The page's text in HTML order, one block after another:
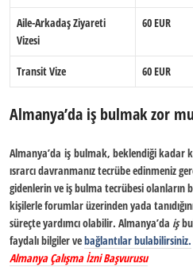
Aile-Arkadaş Ziyareti
Vizesi
60 EUR
Transit Vize 60 EUR
Almanya’da iş bulmak zor
Almanya’da iş bulmak, beklendiği kadar
ısrarcı davranmanız tecrübe edinmeniz
gidenlerin ve iş bulma tecrübesi
kişilerle forumlar üzerinden yada
süreçte yardımcı olabilir. Almanya’da iş
faydalı bilgiler vebağlantılar bulabilirsiniz.
Almanya Çalışma İzni Başvurusu